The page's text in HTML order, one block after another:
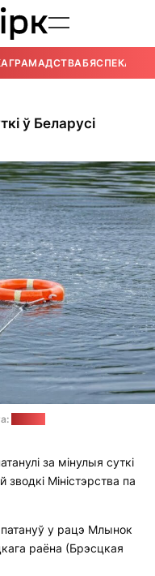
ГРАМАДСТВАБЯСПЕКА
ў Беларусі
за мінулыя суткі
Міністэрства па
у рацэ Млынок
раёна (Брэсцкая